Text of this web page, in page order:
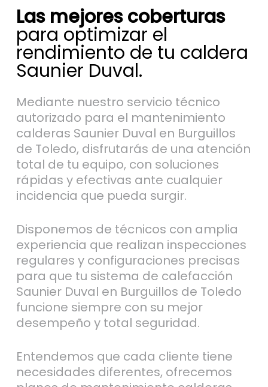
Las mejores coberturas
para optimizar el
rendimiento de tu caldera
Saunier Duval.
Mediante nuestro servicio técnico
autorizado para el mantenimiento
calderas Saunier Duval en Burguillos
de Toledo, disfrutarás de una atención
total de tu equipo, con soluciones
rápidas y efectivas ante cualquier
incidencia que pueda surgir.
Disponemos de técnicos con amplia
experiencia que realizan inspecciones
regulares y configuraciones precisas
para que tu sistema de calefacción
Saunier Duval en Burguillos de Toledo
funcione siempre con su mejor
desempeño y total seguridad.
Entendemos que cada cliente tiene
necesidades diferentes, ofrecemos